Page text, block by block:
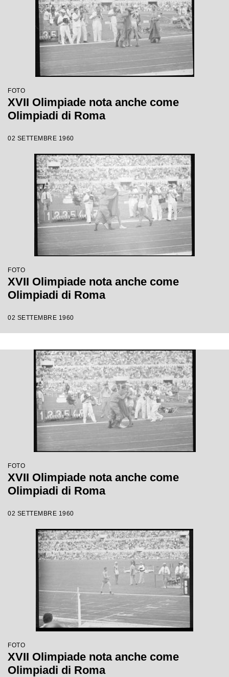
FOTO
XVII Olimpiade nota anche come
Olimpiadi di Roma
02 SETTEMBRE 1960
FOTO
XVII Olimpiade nota anche come
Olimpiadi di Roma
02 SETTEMBRE 1960
FOTO
XVII Olimpiade nota anche come
Olimpiadi di Roma
02 SETTEMBRE 1960
FOTO
XVII Olimpiade nota anche come
Olimpiadi di Roma